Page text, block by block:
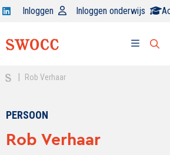
Open
op
Inloggen Inloggen onderwijs
Open
Rob Verhaar
PERSOON
Rob Verhaar